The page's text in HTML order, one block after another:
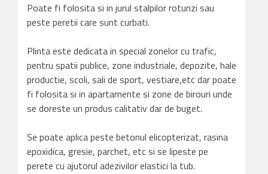
Poate fi folosita si in jurul stalpilor rotunzi sau
peste peretii care sunt curbati.
Plinta este dedicata in special zonelor cu trafic,
pentru spatii publice, zone industriale, depozite, hale
productie, scoli, sali de sport, vestiare,etc dar poate
fi folosita si in apartamente si zone de birouri unde
se doreste un produs calitativ dar de buget.
Se poate aplica peste betonul elicopterizat, rasina
epoxidica, gresie, parchet, etc si se lipeste pe
perete cu ajutorul adezivilor elastici la tub.